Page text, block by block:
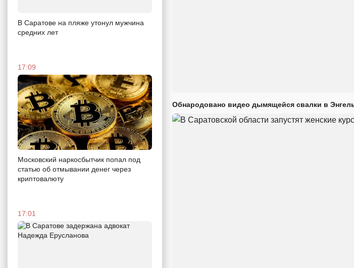
В Саратове на пляже утонул мужчина
средних лет
17:09
Московский наркосбытчик попал под
статью об отмывании денег через
криптовалюту
17:01
Обнародовано видео дымящейся свалки в